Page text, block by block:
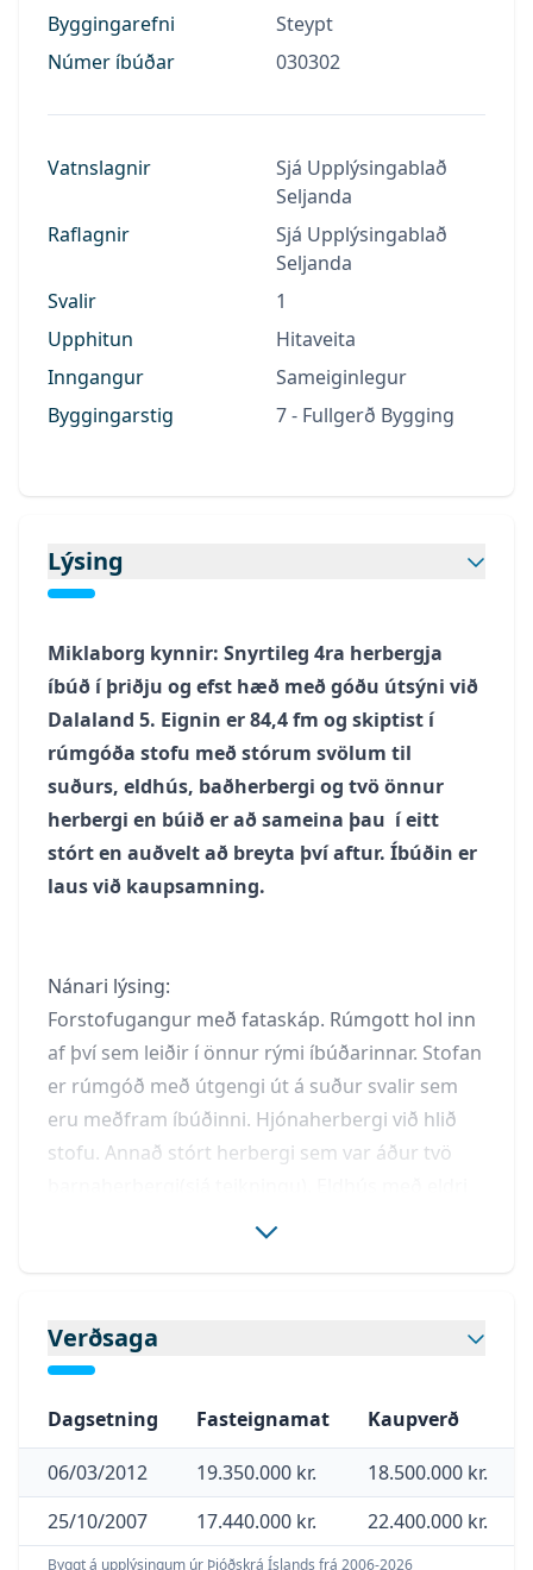
Byggingarefni
Steypt
Númer íbúðar
030302
Vatnslagnir
Sjá Upplýsingablað
Seljanda
Raflagnir
Sjá Upplýsingablað
Seljanda
Svalir
1
Upphitun
Hitaveita
Inngangur
Sameiginlegur
Byggingarstig
7 - Fullgerð Bygging
Lýsing
Miklaborg kynnir: Snyrtileg 4ra herbergja
íbúð í þriðju og efst hæð með góðu útsýni við
Dalaland 5. Eignin er 84,4 fm og skiptist í
rúmgóða stofu með stórum svölum til
suðurs, eldhús, baðherbergi og tvö önnur
herbergi en búið er að sameina þau  í eitt
stórt en auðvelt að breyta því aftur. Íbúðin er
laus við kaupsamning.
Nánari lýsing:
Forstofugangur með fataskáp. Rúmgott hol inn
af því sem leiðir í önnur rými íbúðarinnar. Stofan
er rúmgóð með útgengi út á suður svalir sem
eru meðfram íbúðinni. Hjónaherbergi við hlið
stofu. Annað stórt herbergi sem var áður tvö
Gólfefni eru harðparket og flísar. Skápar er á
79,5 fm en það vantar 4,9 fm sem er óskráð
samkvæmt skráningartöflu sem fylgir húsinu.
Hjólageymsla er í kjallara.
Framkvæmdir við skipti á skólplögn inn í húsið
er að fara í gang en seljandi greiðri þær
Verðsaga
Dagsetning Fasteignamat Kaupverð
06/03/2012 19.350.000 kr. 18.500.000 kr.
25/10/2007
17.440.000 kr. 22.400.000 kr.
Byggt á upplýsingum úr Þjóðskrá Íslands frá 2006-2026